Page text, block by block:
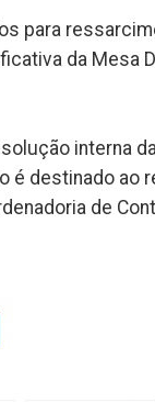
para
da Mesa
interna
é destinado
de